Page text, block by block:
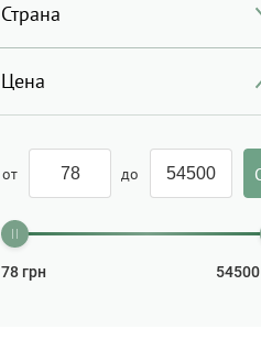
Скраб для лица/Пилинг для
лица(4)
Скраб для тела/Пилинг для
Средство для интимной
гигиены
Сыворотка для волос(1)
Сыворотка для лица
Тоник/Мист
Страна
Цена
от до
78 грн 54500